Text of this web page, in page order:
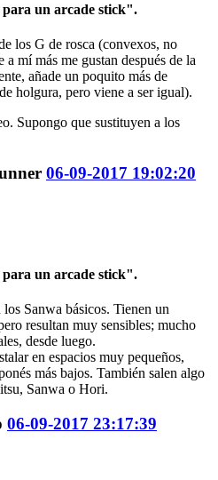
un arcade stick".
los G de rosca (convexos, no
mí más me gustan después de la
añade un poquito más de
holgura, pero viene a ser igual).
Supongo que sustituyen a los
06-09-2017 19:02:20
un arcade stick".
Sanwa básicos. Tienen un
resultan muy sensibles; mucho
desde luego.
en espacios muy pequeños,
más bajos. También salen algo
Sanwa o Hori.
06-09-2017 23:17:39